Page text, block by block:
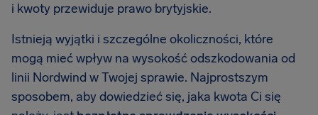
i kwoty przewiduje prawo brytyjskie.
Istnieją wyjątki i szczególne okoliczności, które
mogą mieć wpływ na wysokość odszkodowania od
linii Nordwind w Twojej sprawie. Najprostszym
sposobem, aby dowiedzieć się, jaka kwota Ci się